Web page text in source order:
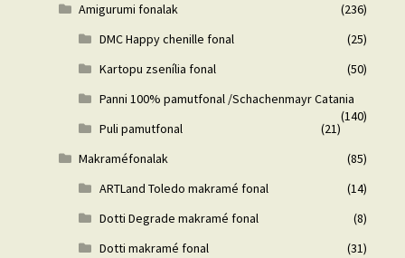
Amigurumi fonalak
(236)
DMC Happy chenille fonal
(25)
Kartopu zsenília fonal
(50)
Panni 100% pamutfonal /Schachenmayr Catania
(140)
Puli pamutfonal
(21)
Makraméfonalak
(85)
ARTLand Toledo makramé fonal
(14)
Dotti Degrade makramé fonal
(8)
Dotti makramé fonal
(31)